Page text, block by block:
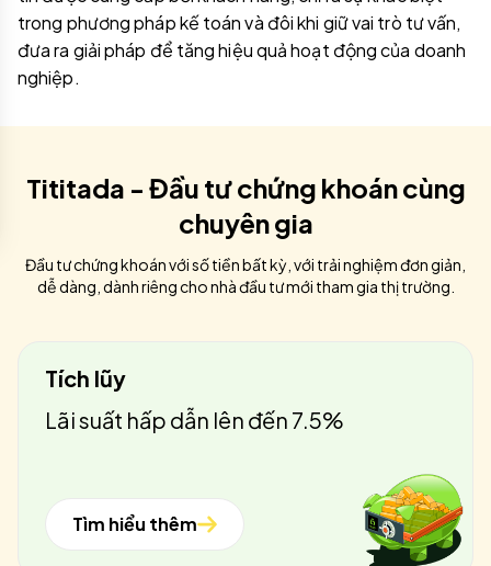
trong phương pháp kế toán và đôi khi giữ vai trò tư vấn,
đưa ra giải pháp để tăng hiệu quả hoạt động của doanh
nghiệp.
Tititada - Đầu tư chứng khoán cùng
chuyên gia
Đầu tư chứng khoán với số tiền bất kỳ, với trải nghiệm đơn giản,
dễ dàng, dành riêng cho nhà đầu tư mới tham gia thị trường.
Tích lũy
Lãi suất hấp dẫn lên đến 7.5%
Tìm hiểu thêm